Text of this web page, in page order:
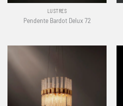
LUSTRES
Pendente Bardot Delux 72